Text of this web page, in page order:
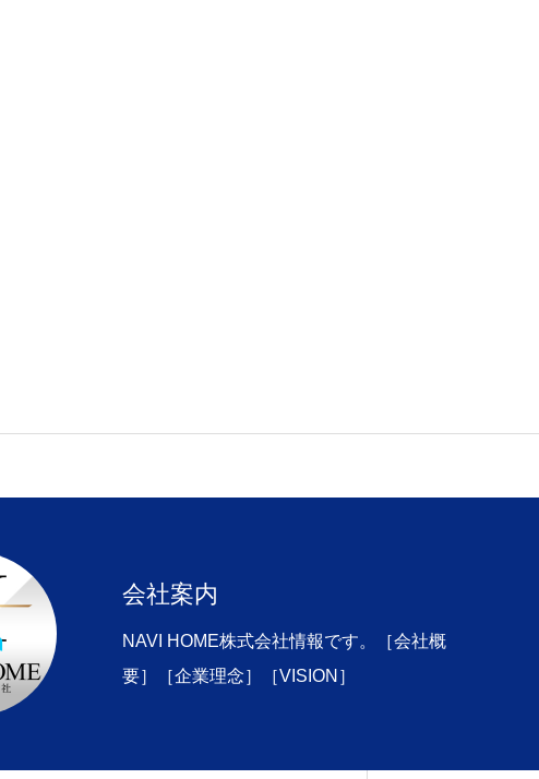
会社案内
NAVI HOME株式会社情報です。［会社概
要］［企業理念］［VISION］